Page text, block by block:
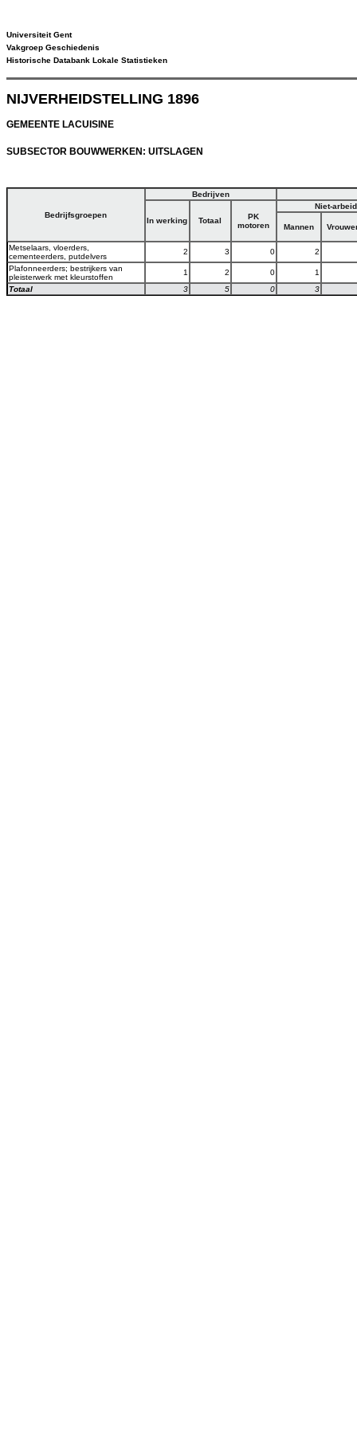
Universiteit Gent
Vakgroep Geschiedenis
Historische Databank Lokale Statistieken
NIJVERHEIDSTELLING 1896
GEMEENTE LACUISINE
SUBSECTOR BOUWWERKEN: UITSLAGEN
Bedrijfsgroepen
Bedrijven
In werking Totaal
PK
motoren
Niet-
Mannen
Metselaars, vloerders,
cementeerders, putdelvers
2 3 0
2
Plafonneerders; bestrijkers van
pleisterwerk met kleurstoffen
1 2 0
1
Totaal
3 5 0 3